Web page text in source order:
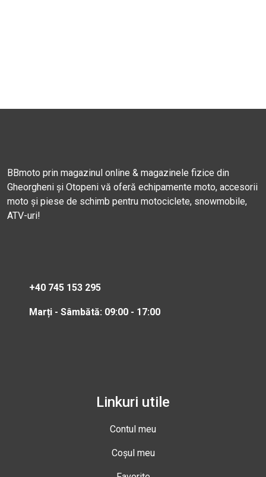
BBmoto prin magazinul online & magazinele fizice din
Gheorgheni și Otopeni vă oferă echipamente moto, accesorii
moto și piese de schimb pentru motociclete, snowmobile,
ATV-uri!
+40 745 153 295
Marți - Sâmbătă: 09:00 - 17:00
Linkuri utile
Contul meu
Coșul meu